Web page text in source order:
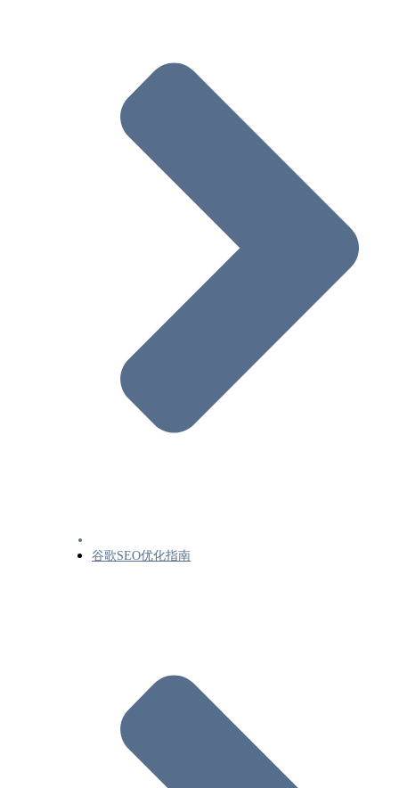
Google如何解读robots.txt规范
什么是网址规范化
如何使用rel=”canonical”及其他方法指定
网址
解决规范化问题
与 Google 搜索中的 AMP 网页相关的准则
了解AMP在搜索结果中的运作原理
增强在Google搜索结果中显示的AMP内容
验证AMP内容是否可以显示在Google搜索
果中
从 Google 搜索结果中移除 AMP 网页
了解JavaScriptSEO基础知识
删除
Google搜索的视觉元素库
Google搜索结果中的标题链接（Title）
Google搜索结果中的摘要(如何撰写元描述)
图片搜索引擎优化 (SEO) 最佳实践
视频搜索引擎优化 (SEO) 最佳实践
谷歌SEO优化指南